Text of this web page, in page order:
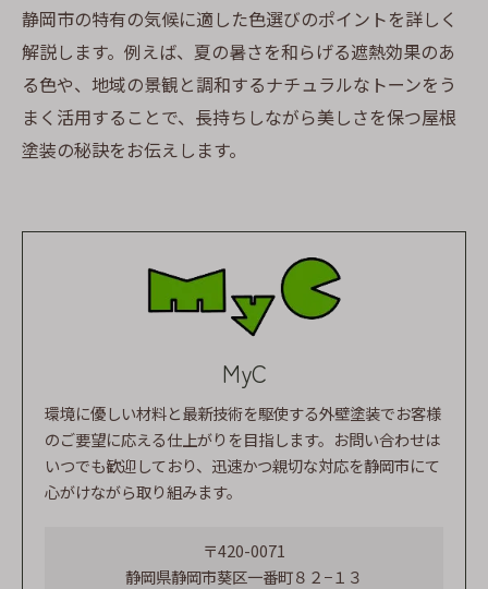
静岡市の特有の気候に適した色選びのポイントを詳しく
解説します。例えば、夏の暑さを和らげる遮熱効果のあ
る色や、地域の景観と調和するナチュラルなトーンをう
まく活用することで、長持ちしながら美しさを保つ屋根
塗装の秘訣をお伝えします。
MyC
環境に優しい材料と最新技術を駆使する外壁塗装でお客様
のご要望に応える仕上がりを目指します。お問い合わせは
いつでも歓迎しており、迅速かつ親切な対応を静岡市にて
心がけながら取り組みます。
〒420-0071
静岡県静岡市葵区一番町８２−１３